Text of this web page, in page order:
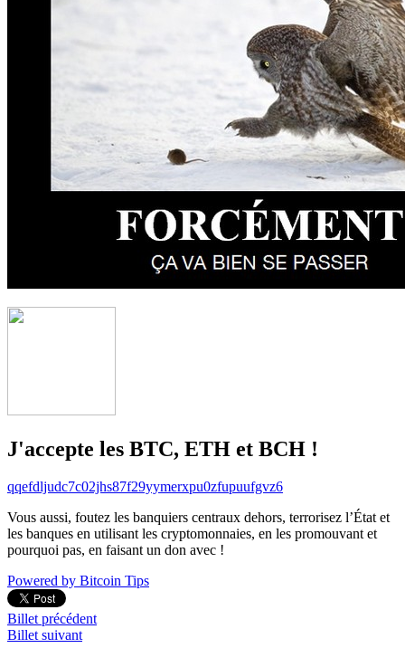
J'accepte les BTC, ETH et BCH !
qqefdljudc7c02jhs87f29yymerxpu0zfupuufgvz6
Vous aussi, foutez les banquiers centraux dehors, terrorisez l’État et
les banques en utilisant les cryptomonnaies, en les promouvant et
pourquoi pas, en faisant un don avec !
Powered by Bitcoin Tips
Billet précédent
Billet suivant